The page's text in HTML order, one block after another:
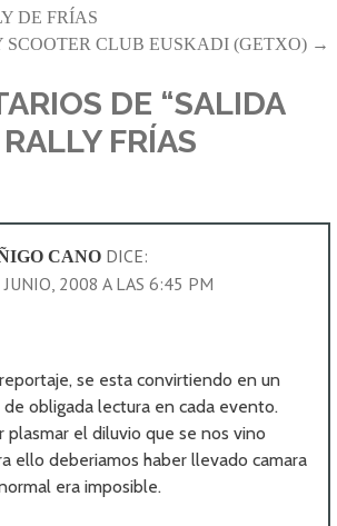
DE FRÍAS
SCOOTER CLUB EUSKADI (GETXO) →
DE “SALIDA
FRÍAS
CANO DICE:
JUNIO, 2008 A LAS 6:45 PM
se esta convirtiendo en un
obligada lectura en cada evento.
plasmar el diluvio que se nos vino
ello deberiamos haber llevado camara
era imposible.